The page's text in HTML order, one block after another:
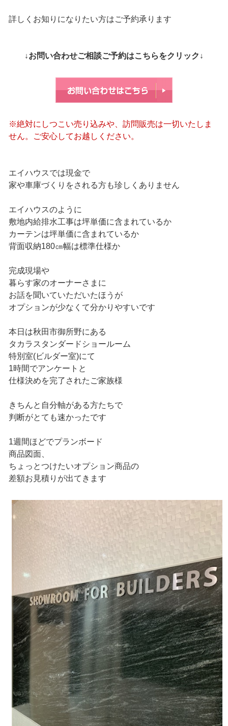
詳しくお知りになりたい方はご予約承ります
↓お問い合わせご相談ご予約はこちらをクリック↓
※絶対にしつこい売り込みや、訪問販売は一切いたしま
せん。ご安心してお越しください。
エイハウスでは現金で
家や車庫づくりをされる方も珍しくありません
エイハウスのように
敷地内給排水工事は坪単価に含まれているか
カーテンは坪単価に含まれているか
背面収納180㎝幅は標準仕様か
完成現場や
暮らす家のオーナーさまに
お話を聞いていただいたほうが
オプションが少なくて分かりやすいです
本日は秋田市御所野にある
タカラスタンダードショールーム
特別室(ビルダー室)にて
1時間でアンケートと
仕様決めを完了されたご家族様
きちんと自分軸がある方たちで
判断がとても速かったです
1週間ほどでプランボード
商品図面、
ちょっとつけたいオプション商品の
差額お見積りが出てきます